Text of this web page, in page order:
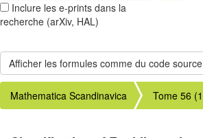
Inclure les e-prints dans la
recherche (arXiv, HAL)
Mathematica Scandinavica Tome 56